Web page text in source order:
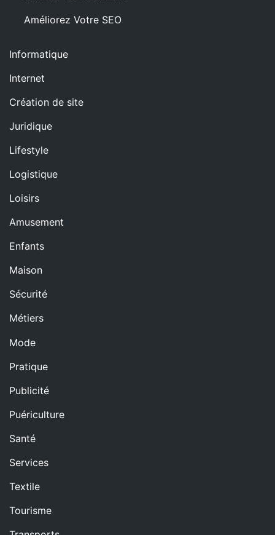
Améliorez Votre SEO
Informatique
Internet
Création de site
Juridique
Lifestyle
Logistique
Loisirs
Amusement
Enfants
Maison
Sécurité
Métiers
Mode
Pratique
Publicité
Puériculture
Santé
Services
Textile
Tourisme